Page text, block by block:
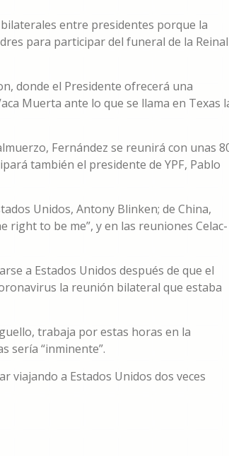
entre presidentes porque la
para participar del funeral de la Reinal
donde el Presidente ofrecerá una
Muerta ante lo que se llama en Texas
Fernández se reunirá con unas
también el presidente de YPF, Pablo
Unidos, Antony Blinken; de China,
right to be me”, y en las reuniones Celac-
a Estados Unidos después de que el
la reunión bilateral que estaba
trabaja por estas horas en la
sería “inminente”.
viajando a Estados Unidos dos veces